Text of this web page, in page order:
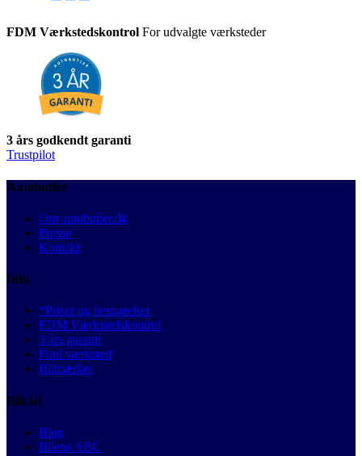
FDM Værkstedskontrol For udvalgte værksteder
3 års godkendt garanti
Trustpilot
Autobutler
Om autobutler.dk
Presse
Kontakt
Info
*Priser og besparelser
FDM Værkstedskontrol
3 års garanti
Find værksted
Bilmærker
Bilråd
Blog
Bilens ABC